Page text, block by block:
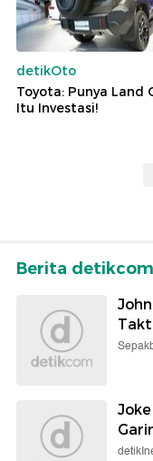
detikOto
Toyota: Punya Land
Itu Investasi!
Berita